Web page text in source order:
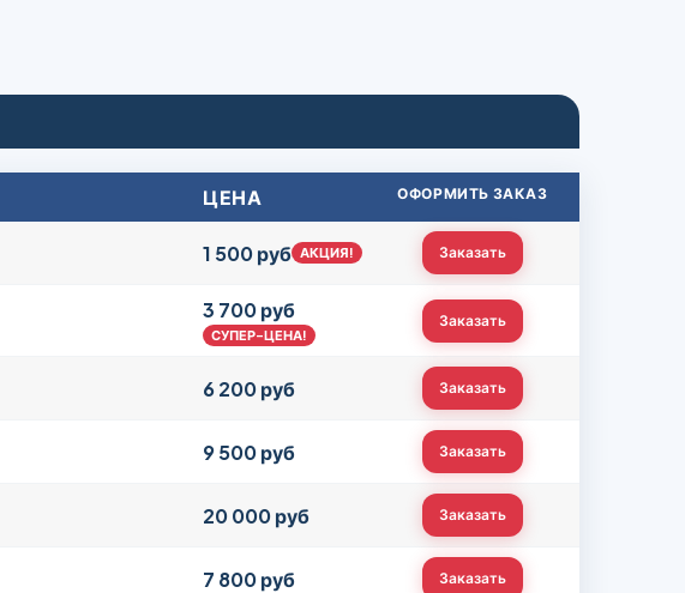
ЦЕНА ОФОРМИТЬ ЗАКАЗ
1 500 руб АКЦИЯ! Заказать
3 700 руб
СУПЕР-ЦЕНА!
Заказать
6 200 руб Заказать
9 500 руб Заказать
20 000 руб Заказать
7 800 руб Заказать